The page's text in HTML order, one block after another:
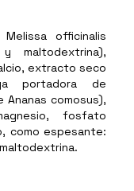
officinalis
maltodextrina),
extracto seco
portadora de
comosus),
fosfato
como espesante: